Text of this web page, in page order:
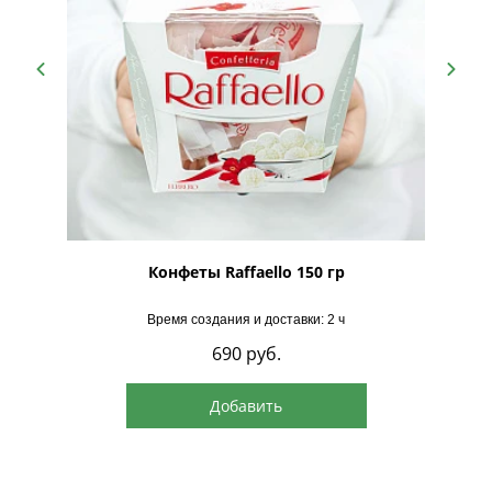
Отмена предзаказа возможна только до момента передачи заказа в
обработку поставщику. После этого возврат аванса не производится, так
как товар приобретается специально под ваш заказ (п. 4 ст. 26.1 Закона
«О защите прав потребителей»).
В случае задержки поставки по вине продавца, сумма предоплаты может
быть возвращена клиенту (ст. 23.1 Закона «О защите прав
Конфеты Raffaello 150 гр
Время создания и доставки: 2 ч
690 руб.
Добавить